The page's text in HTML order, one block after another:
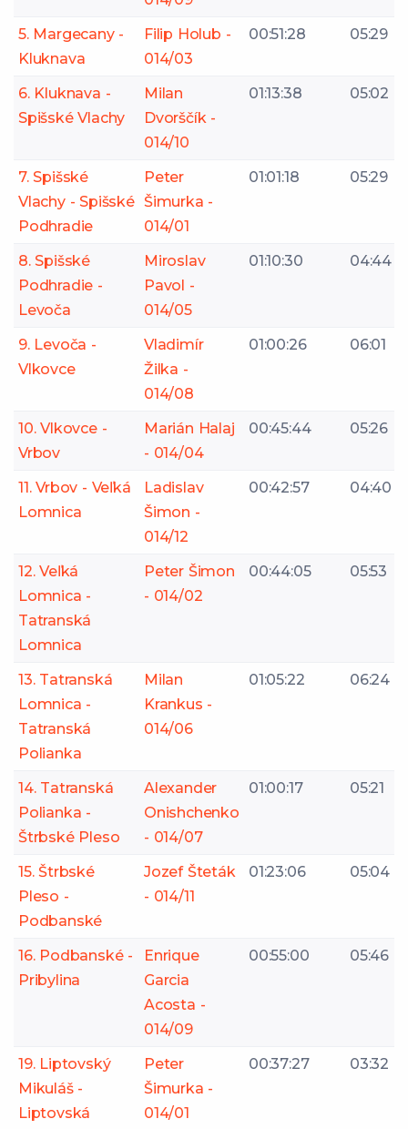
5. Margecany -
Kluknava
Filip Holub -
014/03
00:51:28 05:29
6. Kluknava -
Spišské Vlachy
Milan
Dvorščík -
014/10
01:13:38 05:02
7. Spišské
Vlachy - Spišské
Podhradie
Peter
Šimurka -
014/01
01:01:18 05:29
8. Spišské
Podhradie -
Levoča
Miroslav
Pavol -
014/05
01:10:30 04:44
9. Levoča -
Vlkovce
Vladimír
Žilka -
014/08
01:00:26 06:01
10. Vlkovce -
Vrbov
Marián Halaj
- 014/04
00:45:44 05:26
11. Vrbov - Veľká
Lomnica
Ladislav
Šimon -
014/12
00:42:57 04:40
12. Veľká
Lomnica -
Tatranská
Lomnica
Peter Šimon
- 014/02
00:44:05 05:53
13. Tatranská
Lomnica -
Tatranská
Polianka
Milan
Krankus -
014/06
01:05:22 06:24
14. Tatranská
Polianka -
Štrbské Pleso
Alexander
Onishchenko
- 014/07
01:00:17 05:21
15. Štrbské
Pleso -
Podbanské
Jozef Šteták
- 014/11
01:23:06 05:04
16. Podbanské -
Pribylina
Enrique
Garcia
Acosta -
014/09
00:55:00 05:46
19. Liptovský
Mikuláš -
Liptovská
Peter
Šimurka -
014/01
00:37:27 03:32